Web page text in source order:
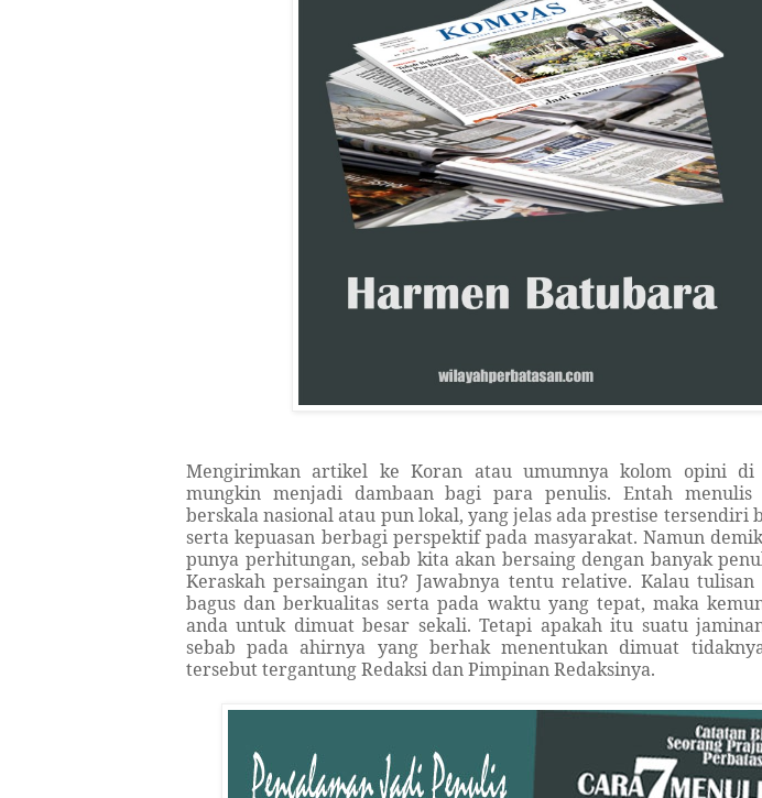
Mengirimkan artikel ke Koran atau umumnya kolom opini di
mungkin menjadi dambaan bagi para penulis. Entah
berskala nasional atau pun lokal, yang jelas ada prestise tersendiri
serta kepuasan berbagi perspektif pada masyarakat. Namun
punya perhitungan, sebab kita akan bersaing dengan banyak
Keraskah persaingan itu? Jawabnya tentu relative. Kalau tulisan
bagus dan berkualitas serta pada waktu yang tepat, maka
anda untuk dimuat besar sekali. Tetapi apakah itu suatu
sebab pada ahirnya yang berhak menentukan dimuat
tersebut tergantung Redaksi dan Pimpinan Redaksinya.